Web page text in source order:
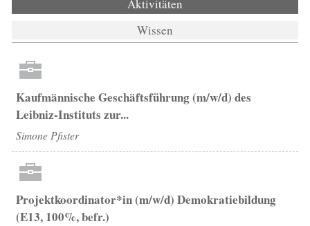
Aktivitäten
Wissen
Kaufmännische Geschäftsführung (m/w/d) des
Leibniz-Instituts zur...
Simone Pfister
Projektkoordinator*in (m/w/d) Demokratiebildung
(E13, 100%, befr.)